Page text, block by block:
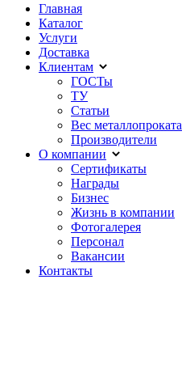
Главная
Каталог
Услуги
Доставка
Клиентам
ГОСТы
ТУ
Статьи
Вес металлопроката
Производители
О компании
Сертификаты
Награды
Бизнес
Жизнь в компании
Фотогалерея
Персонал
Вакансии
Контакты